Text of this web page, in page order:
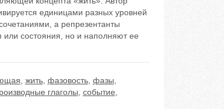
единицами разных уровней
а репрезентанты
или состояния, но и наполняют ее
жить, фазовость, фазы
глаголы событие